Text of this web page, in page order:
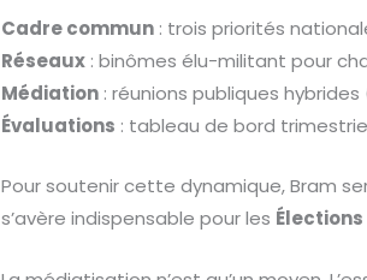
Cadre commun : trois priorités
Réseaux : binômes élu-militant pour
Médiation : réunions publiques
Évaluations : tableau de bord trimestriel
Pour soutenir cette dynamique, Bram
s’avère indispensable pour les Élections